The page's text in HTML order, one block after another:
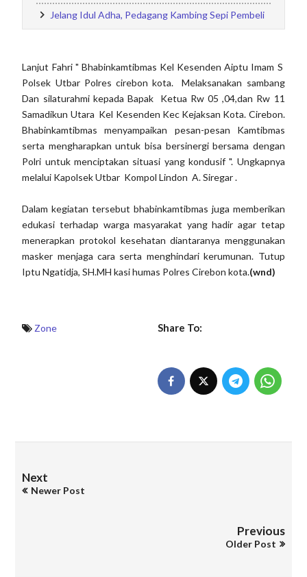
Jelang Idul Adha, Pedagang Kambing Sepi Pembeli
Lanjut Fahri " Bhabinkamtibmas Kel Kesenden Aiptu Imam S
Polsek Utbar Polres cirebon kota. Melaksanakan sambang
Dan silaturahmi kepada Bapak Ketua Rw 05 ,04,dan Rw 11
Samadikun Utara Kel Kesenden Kec Kejaksan Kota. Cirebon.
Bhabinkamtibmas menyampaikan pesan-pesan Kamtibmas
serta mengharapkan untuk bisa bersinergi bersama dengan
Polri untuk menciptakan situasi yang kondusif ". Ungkapnya
melalui Kapolsek Utbar Kompol Lindon A. Siregar .
Dalam kegiatan tersebut bhabinkamtibmas juga memberikan
edukasi terhadap warga masyarakat yang hadir agar tetap
menerapkan protokol kesehatan diantaranya menggunakan
masker menjaga cara serta menghindari kerumunan. Tutup
Iptu Ngatidja, SH.MH kasi humas Polres Cirebon kota.(wnd)
Zone Share To:
Next
Newer Post
Previous
Older Post